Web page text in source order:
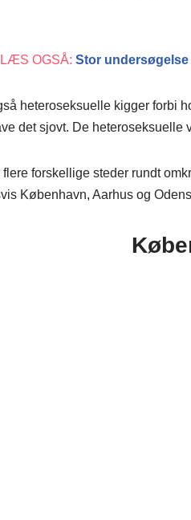
LÆS OGSÅ: Stor
heteroseksuelle kigger forbi
det sjovt. De
flere forskellige steder rundt
København, Aarhus og